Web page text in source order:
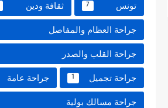
تونس 7 ثقافة ودين
جراحة العظام والمفاصل
جراحة القلب والصدر
جراحة تجميل 1 جراحة عامة
جراحة مسالك بولية